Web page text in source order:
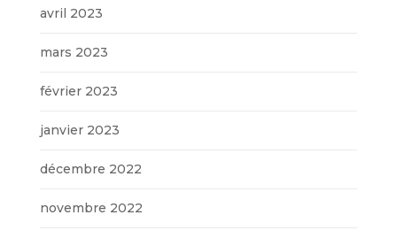
avril 2023
mars 2023
février 2023
janvier 2023
décembre 2022
novembre 2022